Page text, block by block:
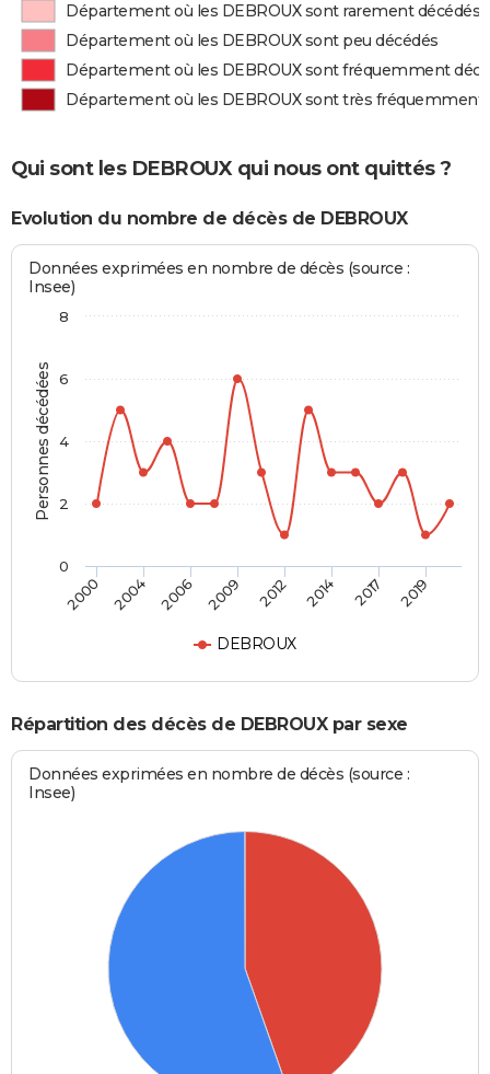
Département où les DEBROUX sont rarement décédés
Département où les DEBROUX sont peu décédés
Département où les DEBROUX sont fréquemment
Département où les DEBROUX sont très fréquemment
Qui sont les DEBROUX qui nous ont quittés ?
Evolution du nombre de décès de DEBROUX
Personnes décédées
Données exprimées en nombre de décès (source :
Insee)
DEBROUX
2000 2004 2006 2009 2012 2014 2017 2019
0
2
4
6
8
Répartition des décès de DEBROUX par sexe
Données exprimées en nombre de décès (source :
Insee)